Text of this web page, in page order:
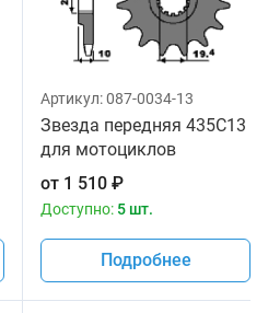
Артикул:087-0034-13
Звезда передняя 435C13
для мотоциклов
от 1 510 ₽
Доступно: 5 шт.
Подробнее